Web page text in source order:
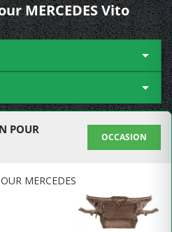
MERCEDES Vito


POUR
OCCASION
MERCEDES